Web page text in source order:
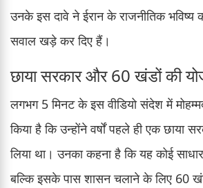
उनके इस दावे ने ईरान के राजनीतिक भविष्य
सवाल खड़े कर दिए हैं।
छाया सरकार और 60 खंडों की
लगभग 5 मिनट के इस वीडियो संदेश में
किया है कि उन्होंने वर्षों पहले ही एक छाया
लिया था। उनका कहना है कि यह कोई
बल्कि इसके पास शासन चलाने के लिए 60